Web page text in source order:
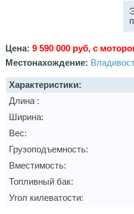
Цена:9 590 000 руб, с
Местонахождение:
Характеристики:
Длина :
Ширина:
Вес:
Грузоподъемность:
Вместимость:
Топливный бак:
Угол килеватости: